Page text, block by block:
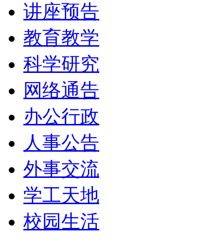
讲座预告
教育教学
科学研究
网络通告
办公行政
人事公告
外事交流
学工天地
校园生活